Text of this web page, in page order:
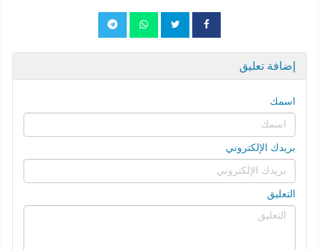
إضافة تعليق
اسمك
بريدك الإلكتروني
التعليق